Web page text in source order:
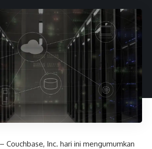
– Couchbase, Inc. hari ini mengumumkan